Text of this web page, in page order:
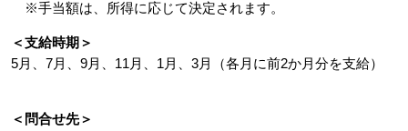
※手当額は、所得に応じて決定されます。
＜支給時期＞
5月、7月、9月、11月、1月、3月（各月に前2か月分を支給）
＜問合せ先＞